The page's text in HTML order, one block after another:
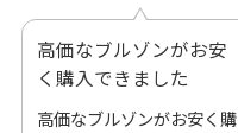
高価なブルゾンがお安
く購入できました
高価なブルゾンがお安く購